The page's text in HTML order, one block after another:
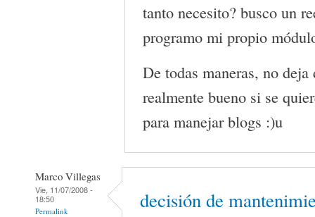
tanto necesito? busco un
programo mi propio
De todas maneras, no
realmente bueno si se
para manejar blogs :)u
Marco Villegas
Vie, 11/07/2008 -
18:50
Permalink decisión de